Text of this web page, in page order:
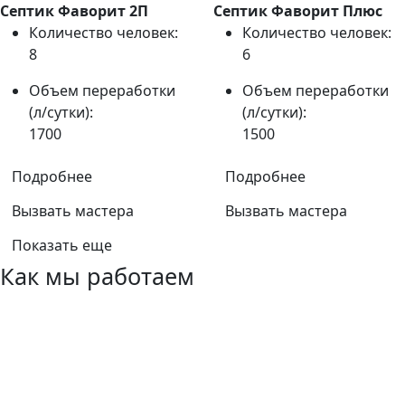
Септик Фаворит 2П
Количество человек:
8
Объем переработки
(л/сутки):
1700
Подробнее
Вызвать мастера
Септик Фаворит Плюс
Количество человек:
6
Объем переработки
(л/сутки):
1500
Подробнее
Вызвать мастера
Показать еще
Как мы работаем